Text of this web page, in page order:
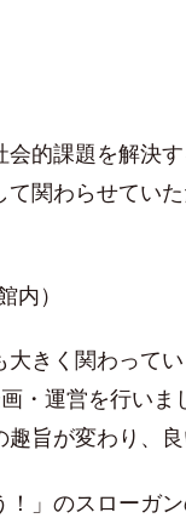
的課題を解決す
関わらせていた
内）
きく関わってい
・運営を行いま
旨が変わり、良
」のスローガ